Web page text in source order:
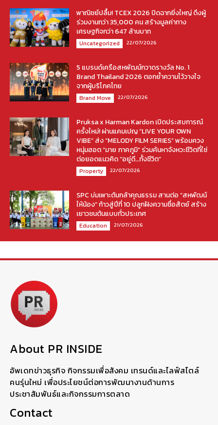
พาณิชย์ปลื้ม! TCEX 2026 ปิดฉากยิ่งใหญ่ ดึงผู้
ร่วมงานกว่า 35,000 คน สร้างมูลค่าทาง
เศรษฐกิจกว่า 647 ล้านบาท
Uncategorized 22/07/2026
5 แบรนด์เครือสหพัฒน์กวาดรางวัล No. 1
Brand Thailand 2026 ตอกย้ำความไว้วางใจ
จากผู้บริโภคไทย
Brand Move 22/07/2026
Pruksa x Harman Kardon เปิดประสบการณ์
ครั้งใหม่! ผ่านแคมเปญ “LIVE YOUR OWN
VIBE” ส่ง “MELODY FILM SERIES” พร้อมควง
หนุ่มฮอต “มาย ภาคภูมิ” ร่วมค้นหาจังหวะชีวิตที่ใช่
ต่อยอดแนวคิด “อยู่ดี…ทั้งชีวิต”
Property 22/07/2026
SPC บ่มเพาะต้นกล้าคุณธรรม สานต่อ “สหพัฒน์
ให้น้อง” ก้าวสู่ปีที่ 10 ปลูกฝังความซื่อสัตย์ สร้าง
เยาวชนต้นแบบทั่วประเทศ
Education 21/07/2026
About PR INSIDE
อัพเดทข่าวธุรกิจ กิจกรรมเพื่อสังคม เทรนด์และไลฟ์สไตล์
คนรุ่นใหม่ เพื่อประโยชน์ต่อการพัฒนางานด้านการ
ประชาสัมพันธ์และกิจกรรมการตลาด
Contact